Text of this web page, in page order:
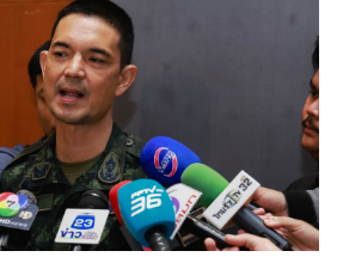
THE STANDARD TEAM
กองบรรณาธิการ THE STANDARD